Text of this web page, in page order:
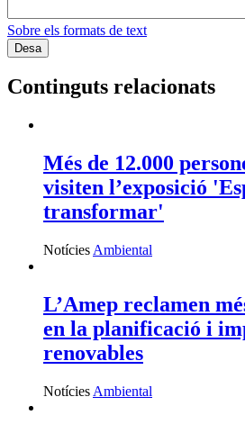
Sobre els formats de text
Continguts relacionats
Més de 12.000
visiten l’exposició
transformar'
Notícies Ambiental
L’Amep reclamen
en la planificació i
renovables
Notícies Ambiental